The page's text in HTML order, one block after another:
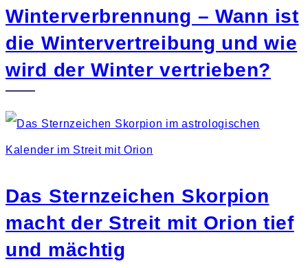
Winterverbrennung – Wann ist
die Wintervertreibung und wie
wird der Winter vertrieben?
Das Sternzeichen Skorpion
macht der Streit mit Orion tief
und mächtig